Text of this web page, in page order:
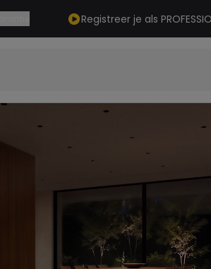
Registreer je als